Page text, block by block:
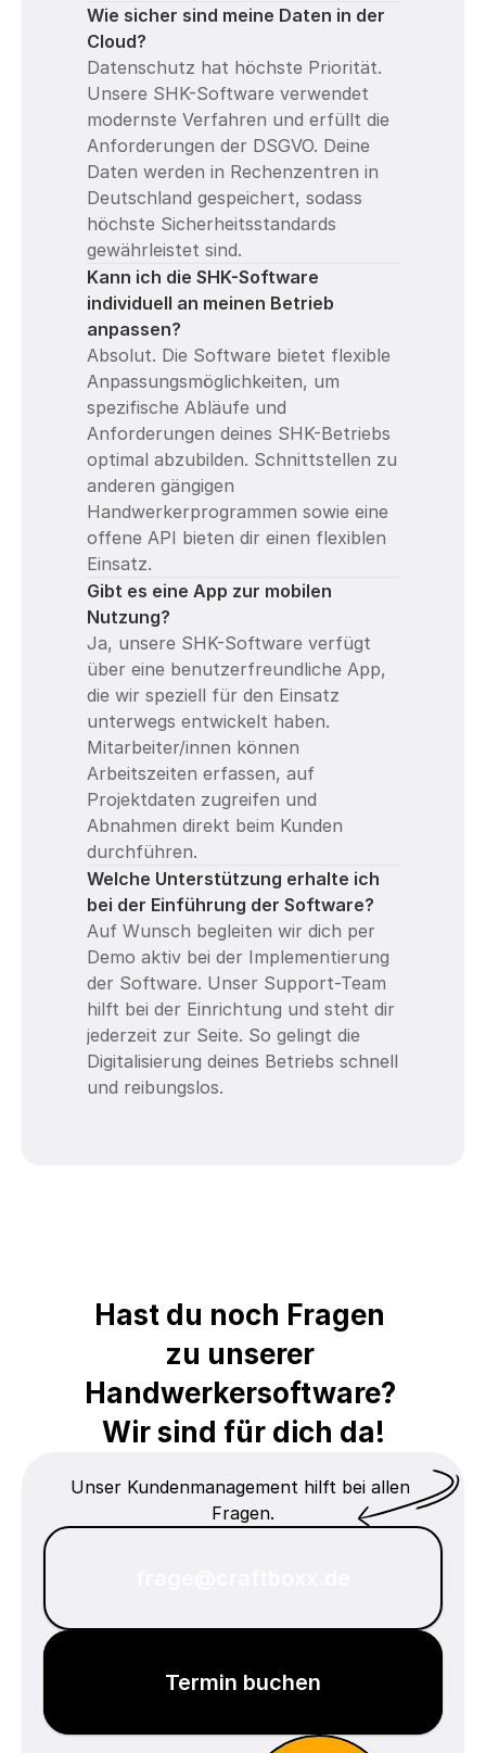
Wie sicher sind meine Daten in der
Cloud?
Datenschutz hat höchste Priorität.
Unsere SHK-Software verwendet
modernste Verfahren und erfüllt die
Anforderungen der DSGVO. Deine
Daten werden in Rechenzentren in
Deutschland gespeichert, sodass
höchste Sicherheitsstandards
gewährleistet sind.
Kann ich die SHK-Software
individuell an meinen Betrieb
anpassen?
Absolut. Die Software bietet flexible
Anpassungsmöglichkeiten, um
spezifische Abläufe und
Anforderungen deines SHK-Betriebs
optimal abzubilden. Schnittstellen zu
anderen gängigen
Handwerkerprogrammen sowie eine
offene API bieten dir einen flexiblen
Einsatz.
Gibt es eine App zur mobilen
Nutzung?
Ja, unsere SHK-Software verfügt
über eine benutzerfreundliche App,
die wir speziell für den Einsatz
unterwegs entwickelt haben.
Mitarbeiter/innen können
Arbeitszeiten erfassen, auf
Projektdaten zugreifen und
Abnahmen direkt beim Kunden
durchführen.
Welche Unterstützung erhalte ich
bei der Einführung der Software?
Auf Wunsch begleiten wir dich per
Demo aktiv bei der Implementierung
der Software. Unser Support-Team
hilft bei der Einrichtung und steht dir
jederzeit zur Seite. So gelingt die
Digitalisierung deines Betriebs schnell
und reibungslos.
Hast du noch Fragen
zu unserer
Handwerkersoftware?
Wir sind für dich da!
Unser Kundenmanagement hilft bei allen
Fragen.
Termin buchen